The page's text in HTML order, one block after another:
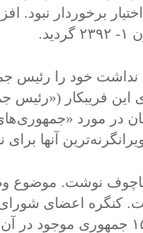
برخوردار نبود.
نداشت خود را رئیس
فریبکار («رئیس
در مورد
آنها
نوشت. موضوع
کنگره اعضای